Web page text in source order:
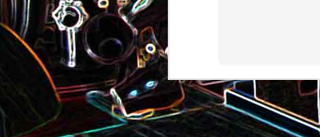
Salade de vermicelles de riz,
aux crevettes et au
pamplemousse